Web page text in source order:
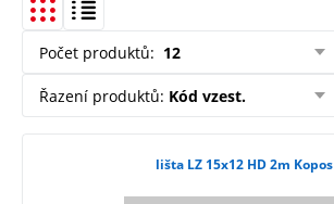
Počet produktů: 12
Řazení produktů: Kód vzest.
lišta LZ 15x12 HD 2m Kopos